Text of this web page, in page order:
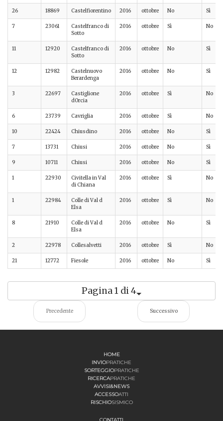
26 18869 Castelfiorentino 2016 ottobre No Sì
7 23061
Castelfranco di
Sotto
2016 ottobre Sì No
11 12920
Castelfranco di
Sotto
2016 ottobre No Sì
12 12982
Castelnuovo
Berardenga
2016 ottobre No Sì
3 22697
Castiglione
dOrcia
2016 ottobre Sì No
6 23739 Cavriglia 2016 ottobre Sì No
10 22424 Chiusdino 2016 ottobre No Sì
7 13731 Chiusi 2016 ottobre No Sì
9 10711 Chiusi 2016 ottobre No Sì
1 22930
Civitella in Val
di Chiana
2016 ottobre Sì No
1 22984
Colle di Val d
Elsa
2016 ottobre Sì No
8 21910
Colle di Val d
Elsa
2016 ottobre No Sì
2 22978 Collesalvetti 2016 ottobre Sì No
21 12772 Fiesole 2016 ottobre No Sì
Pagina 1 di 4
Precedente Successivo
HOME
INVIOPRATICHE
SORTEGGIOPRATICHE
RICERCAPRATICHE
AVVISI&NEWS
ACCESSOATTI
RISCHIOSISMICO
CONTATTI